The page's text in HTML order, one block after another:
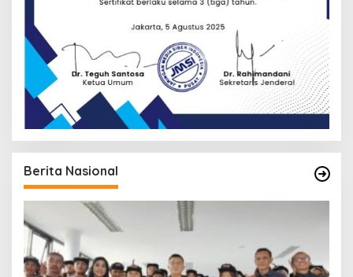
Berita Nasional